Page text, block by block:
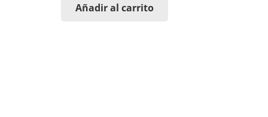
Añadir al carrito